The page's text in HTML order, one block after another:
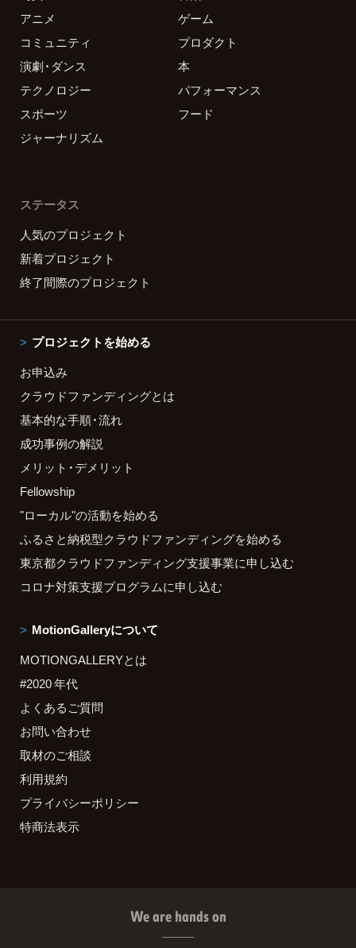
アニメ
ゲーム
コミュニティ
プロダクト
演劇・ダンス
本
テクノロジー
パフォーマンス
スポーツ
フード
ジャーナリズム
ステータス
人気のプロジェクト
新着プロジェクト
終了間際のプロジェクト
プロジェクトを始める
お申込み
クラウドファンディングとは
基本的な手順・流れ
成功事例の解説
メリット・デメリット
Fellowship
"ローカル"の活動を始める
ふるさと納税型クラウドファンディングを始める
東京都クラウドファンディング支援事業に申し込む
コロナ対策支援プログラムに申し込む
MotionGalleryについて
MOTIONGALLERYとは
#2020 年代
よくあるご質問
お問い合わせ
取材のご相談
利用規約
プライバシーポリシー
特商法表示
We are hands on